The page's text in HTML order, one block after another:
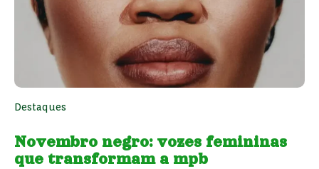
Destaques
Novembro negro: vozes femininas
que transformam a mpb